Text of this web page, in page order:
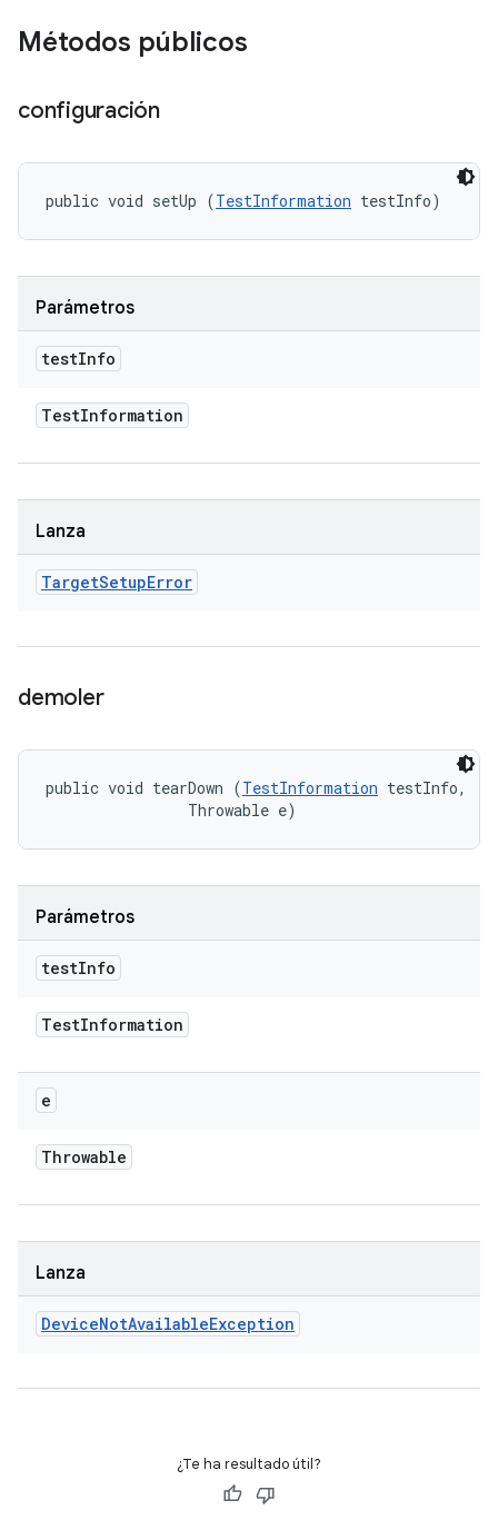
Métodos públicos
configuración
public void setUp (TestInformation testInfo)
Parámetros
testInfo
TestInformation
Lanza
TargetSetupError
demoler
public void tearDown (TestInformation testInfo,
                Throwable e)
Parámetros
testInfo
TestInformation
e
Throwable
Lanza
DeviceNotAvailableException
¿Te ha resultado útil?